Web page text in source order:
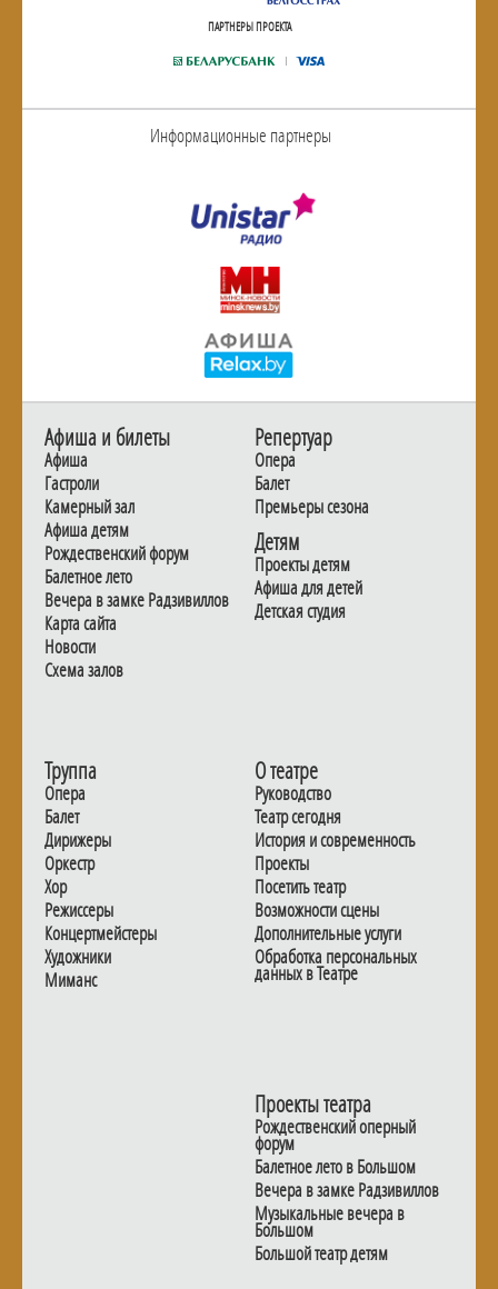
ПАРТНЕРЫ ПРОЕКТА
Информационные партнеры
Афиша и билеты
Афиша
Гастроли
Камерный зал
Афиша детям
Рождественский форум
Балетное лето
Вечера в замке Радзивиллов
Карта сайта
Новости
Схема залов
Репертуар
Опера
Балет
Премьеры сезона
Детям
Проекты детям
Афиша для детей
Детская студия
Труппа
Опера
Балет
Дирижеры
Оркестр
Хор
Режиссеры
Концертмейстеры
Художники
Миманс
О театре
Руководство
Театр сегодня
История и современность
Проекты
Посетить театр
Возможности сцены
Дополнительные услуги
Обработка персональных
данных в Театре
Проекты театра
Рождественский оперный
форум
Балетное лето в Большом
Вечера в замке Радзивиллов
Музыкальные вечера в
Большом
Большой театр детям